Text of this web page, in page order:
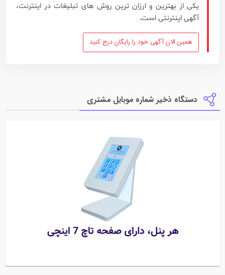
یکی از بهترین و ارزان ترین روش های تبلیغات در اینترنت،
آگهی اینترنتی است.
همین الان آگهی خود را رایگان درج کنید
دستگاه ذخیر شماره موبایل مشتری